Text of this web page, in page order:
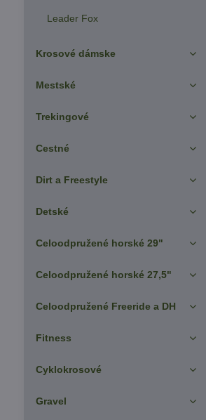
Leader Fox
Krosové dámske
Mestské
Trekingové
Cestné
Dirt a Freestyle
Detské
Celoodpružené horské 29"
Celoodpružené horské 27,5"
Celoodpružené Freeride a DH
Fitness
Cyklokrosové
Gravel